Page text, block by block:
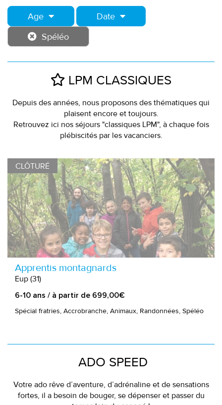
Age
Date
Spéléo
LPM CLASSIQUES
Depuis des années, nous proposons des thématiques qui
plaisent encore et toujours.
Retrouvez ici nos séjours "classiques LPM", à chaque fois
plébiscités par les vacanciers.
CLÔTURÉ
Apprentis montagnards
Eup (31)
6-10 ans / à partir de 699,00€
Spécial fratries, Accrobranche, Animaux, Randonnées, Spéléo
ADO SPEED
Votre ado rêve d’aventure, d’adrénaline et de sensations
fortes, il a besoin de bouger, se dépenser et passer du